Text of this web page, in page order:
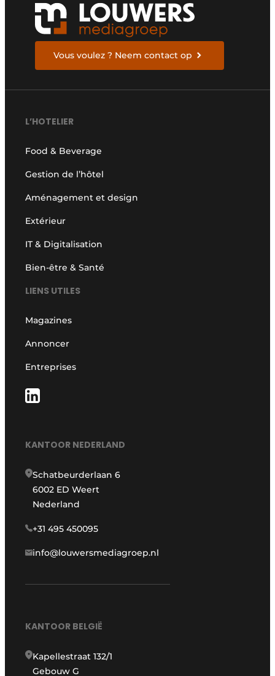
Vous voulez ? Neem contact op
L’HOTELIER
Food & Beverage
Gestion de l’hôtel
Aménagement et design
Extérieur
IT & Digitalisation
Bien-être & Santé
LIENS UTILES
Magazines
Annoncer
Entreprises
KANTOOR NEDERLAND
Schatbeurderlaan 6
6002 ED Weert
Nederland
+31 495 450095
info@louwersmediagroep.nl
KANTOOR BELGIË
Kapellestraat 132/1
Gebouw G